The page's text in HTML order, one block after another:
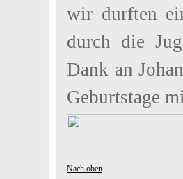
wir durften
durch die
Dank an
Geburtstage
Nach oben